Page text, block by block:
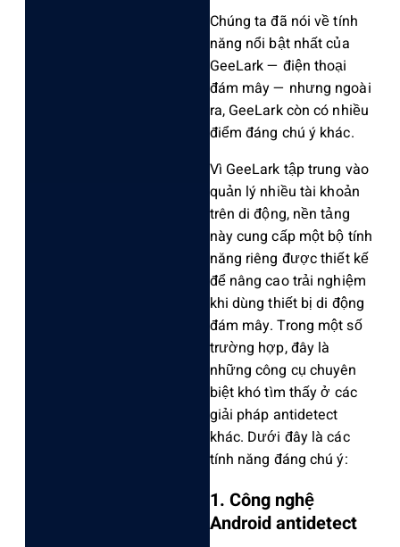
Chúng ta đã nói về tính
năng nổi bật nhất của
GeeLark — điện thoại
đám mây — nhưng ngoài
ra, GeeLark còn có nhiều
điểm đáng chú ý khác.
Vì GeeLark tập trung vào
quản lý nhiều tài khoản
trên di động, nền tảng
này cung cấp một bộ tính
năng riêng được thiết kế
để nâng cao trải nghiệm
khi dùng thiết bị di động
đám mây. Trong một số
trường hợp, đây là
những công cụ chuyên
biệt khó tìm thấy ở các
giải pháp antidetect
khác. Dưới đây là các
tính năng đáng chú ý:
1. Công nghệ
Android antidetect